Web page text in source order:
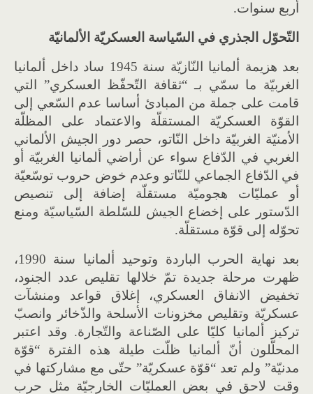
أربع سنوات.
التّحوّل الجذري في السّياسة العسكريّة الألمانيّة
بعد هزيمة ألمانيا النّازيّة سنة 1945 ساد داخل ألمانيا
الغربيّة ما سمّي بـ “ثقافة التّحفّظ العسكري” التي
قامت على جملة من المبادئ أساسا عدم السّعي إلى
القوّة العسكريّة المستقلّة والاعتماد على المظلّة
الأمنيّة الغربيّة داخل النّاتو، حصر دور الجيش الألماني
الغربي في الدّفاع سواء عن أراضي ألمانيا الغربيّة أو
في الدّفاع الجماعي للنّاتو وعدم خوض حروب توسّعيّة
أو عمليّات هجوميّة مستقلّة إضافة إلى تنصيص
الدّستور على إخضاع الجيش للسّلطة السّياسيّة ومنع
تحوّله إلى قوّة مستقلّة.
بعد نهاية الحرب الباردة وتوحيد ألمانيا سنة 1990،
ظهرت مرحلة جديدة تمّ خلالها تقليص عدد الجنود،
تخفيض الانفاق العسكري، إغلاق قواعد ومنشآت
عسكريّة وتقليص مخزونات الأسلحة والذّخائر وانصبّ
تركيز ألمانيا كليّا على الصّناعة والتّجارة. وقد اعتبر
المحلّلون أنّ ألمانيا ظلّت طيلة هذه الفترة “قوّة
مدنيّة” ولم تعد “قوّة عسكريّة” حتّى مع مشاركتها في
وقت لاحق في بعض العمليّات الخارجيّة مثل حرب